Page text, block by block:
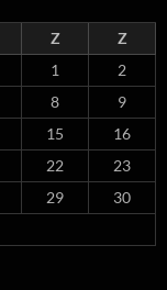
Z
Z
1
2
8
9
15
16
22
23
29
30